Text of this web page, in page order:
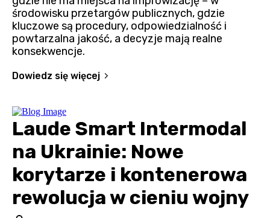
środowisku przetargów publicznych, gdzie
kluczowe są procedury, odpowiedzialność i
powtarzalna jakość, a decyzje mają realne
konsekwencje.
Dowiedz się więcej
Laude Smart Intermodal
na Ukrainie: Nowe
korytarze i kontenerowa
rewolucja w cieniu wojny